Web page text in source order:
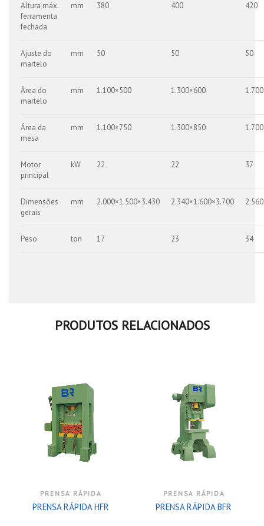
Altura máx.
ferramenta
fechada
mm 380 400 420
Ajuste do
martelo
mm 50 50 50
Área do
martelo
mm 1.100×500 1.300×600
Área da
mesa
mm 1.100×750 1.300×850
Motor
principal
kW 22 22 37
Dimensões
gerais
mm 2.000×1.500×3.430 2.340×1.600×3.700
Peso ton 17 23 34
PRODUTOS RELACIONADOS
PRENSA RÁPIDA
PRENSA RÁPIDA HFR
PRENSA RÁPIDA
PRENSA RÁPIDA BFR